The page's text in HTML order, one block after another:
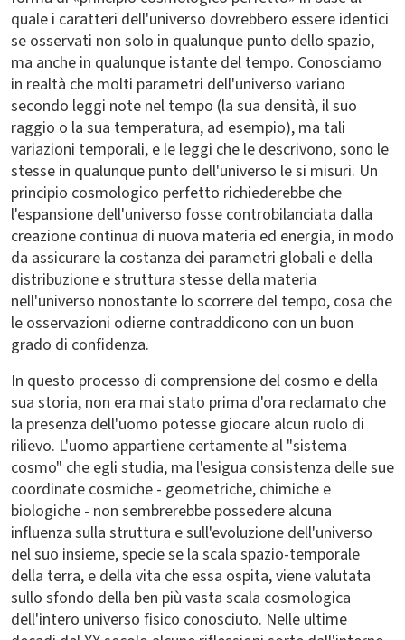
quale i caratteri dell'universo dovrebbero essere identici
se osservati non solo in qualunque punto dello spazio,
ma anche in qualunque istante del tempo. Conosciamo
in realtà che molti parametri dell'universo variano
secondo leggi note nel tempo (la sua densità, il suo
raggio o la sua temperatura, ad esempio), ma tali
variazioni temporali, e le leggi che le descrivono, sono le
stesse in qualunque punto dell'universo le si misuri. Un
principio cosmologico perfetto richiederebbe che
l'espansione dell'universo fosse controbilanciata dalla
creazione continua di nuova materia ed energia, in modo
da assicurare la costanza dei parametri globali e della
distribuzione e struttura stesse della materia
nell'universo nonostante lo scorrere del tempo, cosa che
le osservazioni odierne contraddicono con un buon
grado di confidenza.
In questo processo di comprensione del cosmo e della
sua storia, non era mai stato prima d'ora reclamato che
la presenza dell'uomo potesse giocare alcun ruolo di
rilievo. L'uomo appartiene certamente al "sistema
cosmo" che egli studia, ma l'esigua consistenza delle sue
coordinate cosmiche - geometriche, chimiche e
biologiche - non sembrerebbe possedere alcuna
influenza sulla struttura e sull'evoluzione dell'universo
nel suo insieme, specie se la scala spazio-temporale
della terra, e della vita che essa ospita, viene valutata
sullo sfondo della ben più vasta scala cosmologica
dell'intero universo fisico conosciuto. Nelle ultime